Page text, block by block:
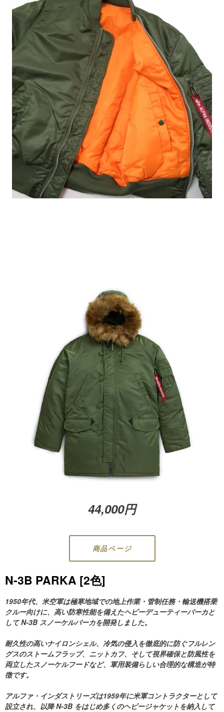
44,000円
商品ページ
N-3B PARKA [2色]
1950年代、米空軍は極寒地域での地上作業・管制任務・輸送機搭乗
クルー向けに、高い防寒性能を備えたヘビーデューティーパーカと
して N-3B スノーケルパーカを開発しました。
耐久性の高いナイロンシェル、冷気の侵入を徹底的に防ぐフルレン
グスのストームフラップ、ニットカフ、そして視界確保と防風性を
両立したスノーケルフードなど、軍用装備らしい合理的な構造が特
徴です。
アルファ・インダストリーズは1959年に米軍コントラクターとして
設立され、以降 N-3B をはじめ多くのヘビージャケットを納入して